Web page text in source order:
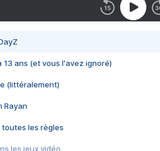
13 ans (et vous l'avez ignoré)
(littéralement)
Rayan
toutes les règles
les jeux vidéo